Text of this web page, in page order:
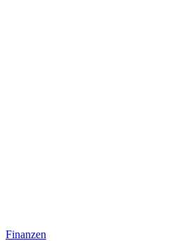
Finanzen